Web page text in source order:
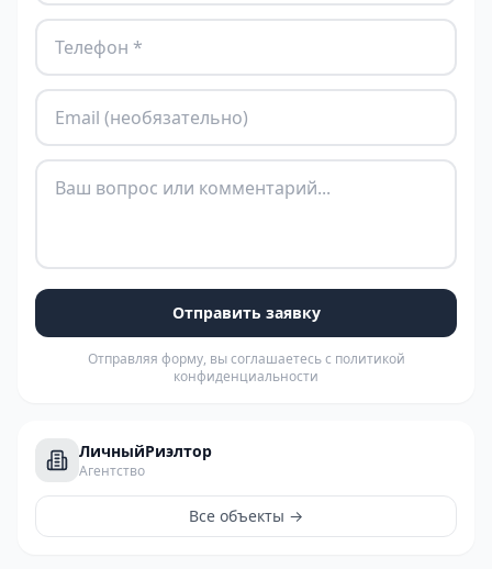
Отправить заявку
Отправляя форму, вы соглашаетесь с политикой
конфиденциальности
ЛичныйРиэлтор
Агентство
Все объекты →